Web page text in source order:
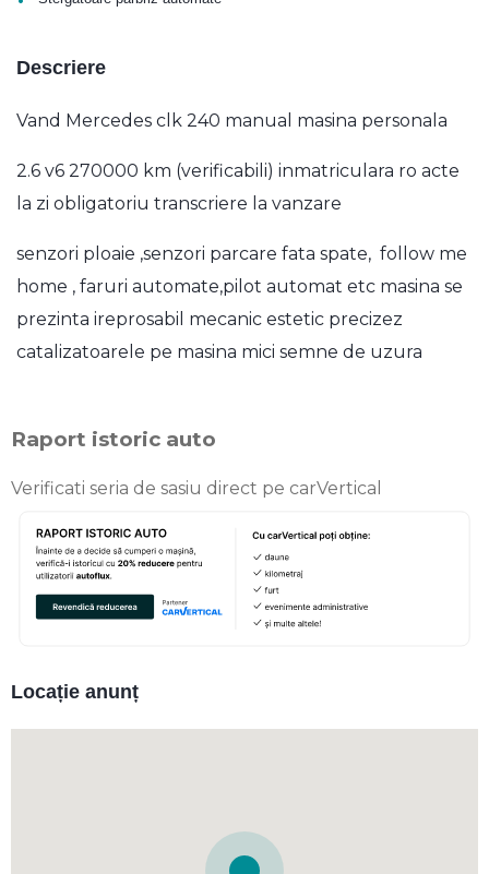
Descriere
Vand Mercedes clk 240 manual masina personala
2.6 v6 270000 km (verificabili) inmatriculara ro acte
la zi obligatoriu transcriere la vanzare
senzori ploaie ,senzori parcare fata spate, follow me
home , faruri automate,pilot automat etc masina se
prezinta ireprosabil mecanic estetic precizez
catalizatoarele pe masina mici semne de uzura
Raport istoric auto
Verificati seria de sasiu direct pe carVertical
Locație anunț